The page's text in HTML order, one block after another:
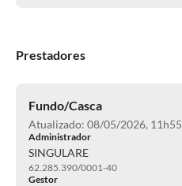
Prestadores
Fundo/Casca
Atualizado: 08/05/2026, 11h55
Administrador
SINGULARE
62.285.390/0001-40
Gestor